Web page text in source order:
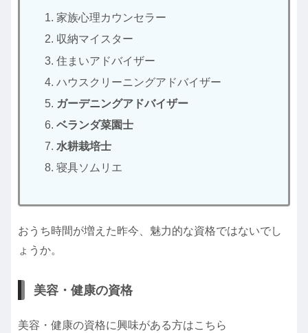
家族心理カウンセラー
収納マイスター
住まいアドバイザー
ハウスクリーニングアドバイザー
ガーデニングアドバイザー
ベランダ菜園士
水耕栽培士
寝具ソムリエ
おうち時間が増えた昨今、魅力的な資格ではないでし
ょうか。
美容・健康の資格
美容・健康の資格に興味がある方はこちら